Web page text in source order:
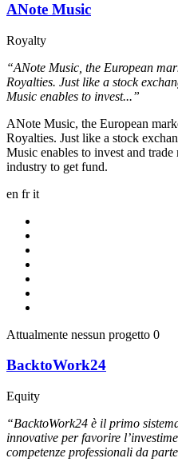
ANote Music
Royalty
“ANote Music, the European
Royalties. Just like a stock
Music enables to invest...”
ANote Music, the European
Royalties. Just like a stock
Music enables to invest and
industry to get fund.
en fr it
Attualmente nessun progetto 0
BacktoWork24
Equity
“BacktoWork24 è il primo
innovative per favorire
competenze professionali da